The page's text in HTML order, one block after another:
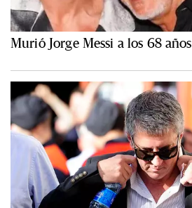
Murió Jorge Messi a los 68 años